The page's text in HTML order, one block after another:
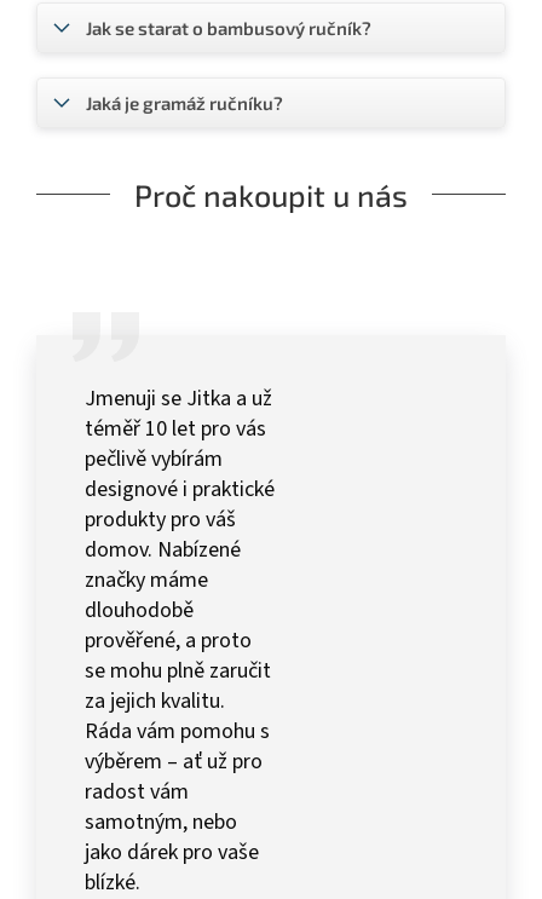
Jak se starat o bambusový ručník?
Jaká je gramáž ručníku?
Proč nakoupit u nás
Jmenuji se Jitka a už
téměř 10 let pro vás
pečlivě vybírám
designové i praktické
produkty pro váš
domov. Nabízené
značky máme
dlouhodobě
prověřené, a proto
se mohu plně zaručit
za jejich kvalitu.
Ráda vám pomohu s
výběrem – ať už pro
radost vám
samotným, nebo
jako dárek pro vaše
blízké.